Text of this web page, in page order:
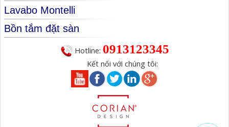
Lavabo Montelli
Bồn tắm đặt sàn
Hotline: 0913123345
Kết nối với chúng tôi: